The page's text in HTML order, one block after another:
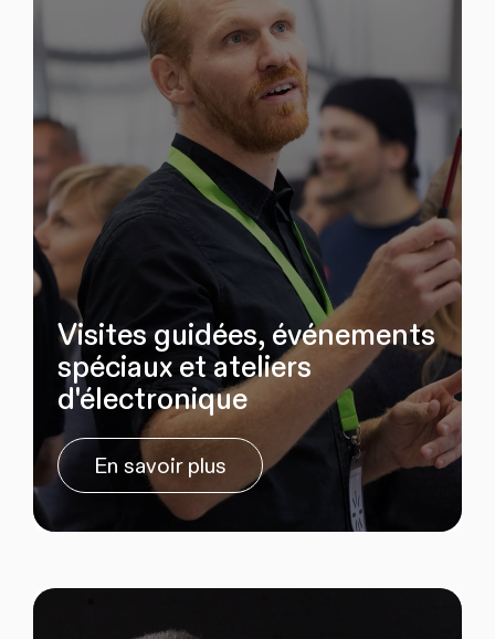
Visites guidées, événements
spéciaux et ateliers
d'électronique
En savoir plus